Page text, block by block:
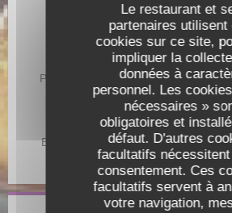
Le restaurant et
partenaires utilisent
cookies sur ce site,
impliquer la
données à
personnel. Les
nécessaires »
obligatoires et
défaut. D'autres
facultatifs
consentement. Ces
facultatifs servent à
votre navigation,
Type de restaurant
Restaurant
Services
Privatisation, Climatisé, Accès aux
réduite
Moyens de
Eurocard/Mastercard, Titres
Chèques, Carte